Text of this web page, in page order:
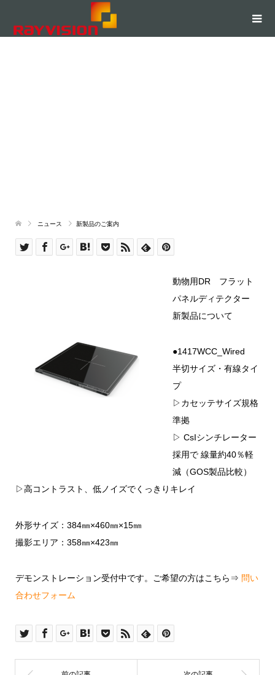
ニュース 新製品のご案内
動物用DR フラット
パネルディテクター
新製品について
●1417WCC_Wired
半切サイズ・有線タイ
プ
▷カセッテサイズ規格
準拠
▷ CsIシンチレーター
採用で 線量約40％軽
減（GOS製品比較）
▷高コントラスト、低ノイズでくっきりキレイ
外形サイズ：384㎜×460㎜×15㎜
撮影エリア：358㎜×423㎜
デモンストレーション受付中です。ご希望の方はこちら⇒ 問い
合わせフォーム